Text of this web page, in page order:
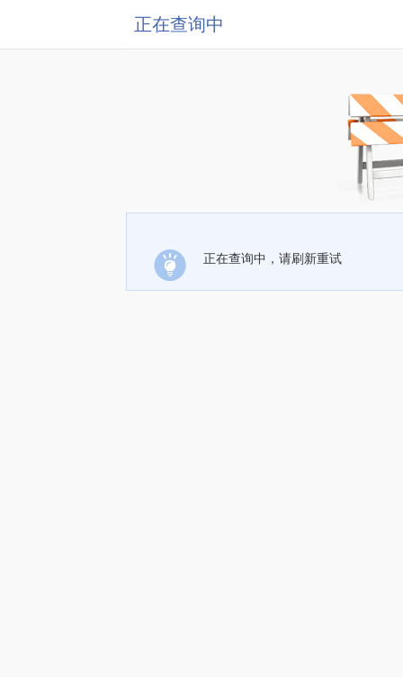
正在查询中
正在查询中，请刷新重试